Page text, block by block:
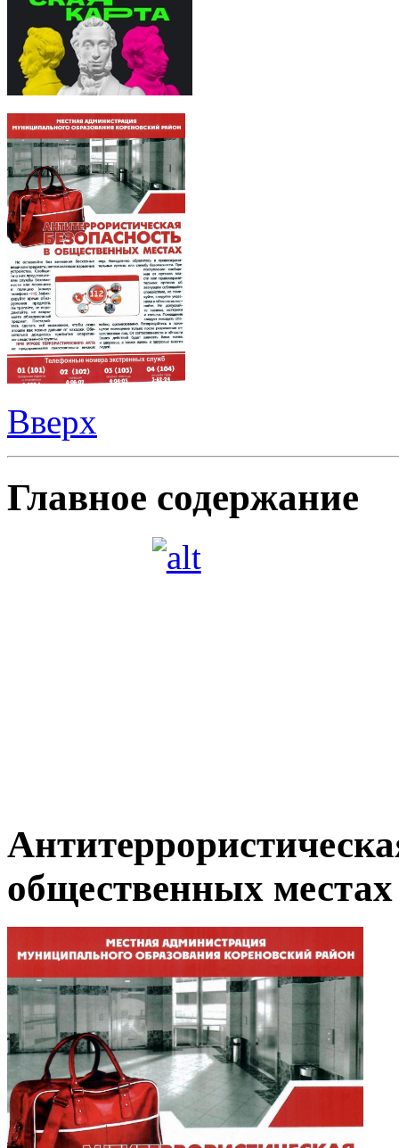
Вверх
Главное содержание
общественных местах